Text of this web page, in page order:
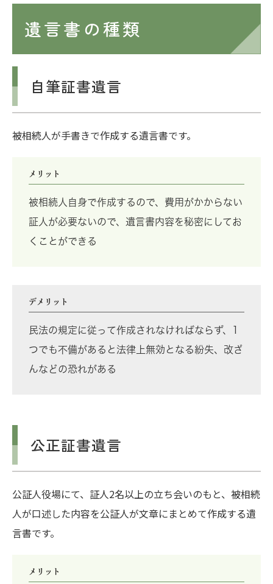
遺言書の種類
自筆証書遺言
被相続人が手書きで作成する遺言書です。
メリット
被相続人自身で作成するので、費用がかからない
証人が必要ないので、遺言書内容を秘密にしてお
くことができる
デメリット
民法の規定に従って作成されなければならず、1
つでも不備があると法律上無効となる紛失、改ざ
んなどの恐れがある
公正証書遺言
公証人役場にて、証人2名以上の立ち会いのもと、被相続
人が口述した内容を公証人が文章にまとめて作成する遺
言書です。
メリット